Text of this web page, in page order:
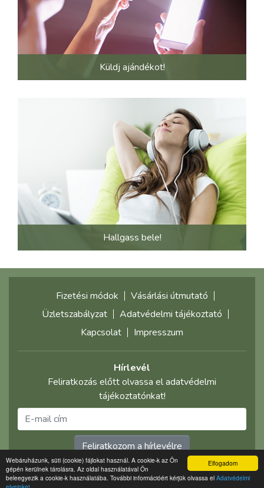
Elfogadom
Webáruházunk, süti (cookie) fájlokat használ. A cookie-k az Ön
gépén kerülnek tárolásra. Az oldal használatával Ön
beleegyezik a cookie-k használatába. További információért kérjük olvassa el Adatvédelmi
Küldj ajándékot!
Hallgass bele!
Fizetési módok
Vásárlási útmutató
Üzletszabályzat
Adatvédelmi tájékoztató
Kapcsolat
Impresszum
Hírlevél
Feliratkozás előtt olvassa el adatvédelmi
tájékoztatónkat!
Feliratkozom a hírlevélre
©2021 multimediaplaza.com